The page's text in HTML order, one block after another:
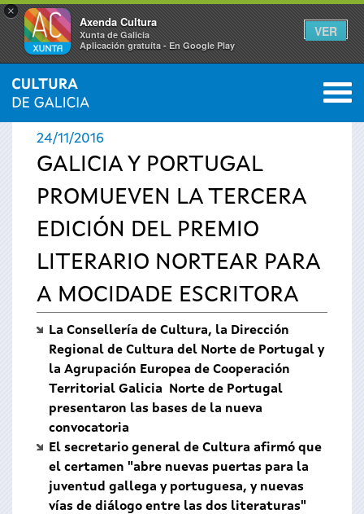
×
Axenda Cultura
Xunta de Galicia
Aplicación gratuíta - En Google Play
VER
Se
encuentra
usted
aquí
INICIO › ACTUALIDAD 0
24/11/2016
GALICIA Y PORTUGAL
PROMUEVEN LA TERCERA
EDICIÓN DEL PREMIO
LITERARIO NORTEAR PARA
A MOCIDADE ESCRITORA
La Consellería de Cultura, la Dirección
Regional de Cultura del Norte de Portugal y
la Agrupación Europea de Cooperación
Territorial Galicia Norte de Portugal
presentaron las bases de la nueva
convocatoria
El secretario general de Cultura afirmó que
el certamen "abre nuevas puertas para la
juventud gallega y portuguesa, y nuevas
vías de diálogo entre las dos literaturas"